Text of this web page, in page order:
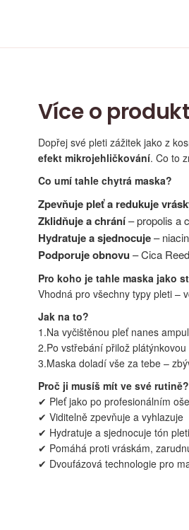
Více o
Dopřej své pleti zážitek jako z
efekt mikrojehličkování. Co to
Co umí tahle chytrá maska?
Zpevňuje pleť a redukuje
Zklidňuje a chrání– propolis a
Hydratuje a sjednocuje–
Podporuje obnovu – Cica
Pro koho je tahle maska jako
Vhodná pro všechny typy pleti –
Jak na to?
1.Na vyčištěnou pleť nanes
2.Po vstřebání přilož
3.Maska doladí vše za tebe –
Proč ji musíš mít ve své rutině?
✔ Pleť jako po profesionálním
✔ Viditelně zpevňuje a vyhlazuje
✔ Hydratuje a sjednocuje tón pleti
✔ Pomáhá proti vráskám,
✔ Dvoufázová technologie pro